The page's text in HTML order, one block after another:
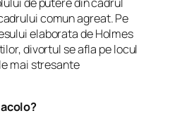
comun agreat. Pe
elaborata de Holmes
divortul se afla pe locul
mai stresante